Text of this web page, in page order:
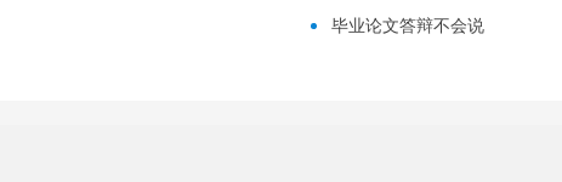
毕业论文答辩不会说